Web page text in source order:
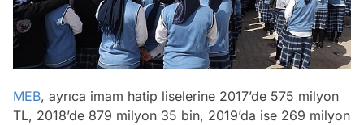
MEB, ayrıca imam hatip liselerine 2017’de 575 milyon
TL, 2018’de 879 milyon 35 bin, 2019’da ise 269 milyon